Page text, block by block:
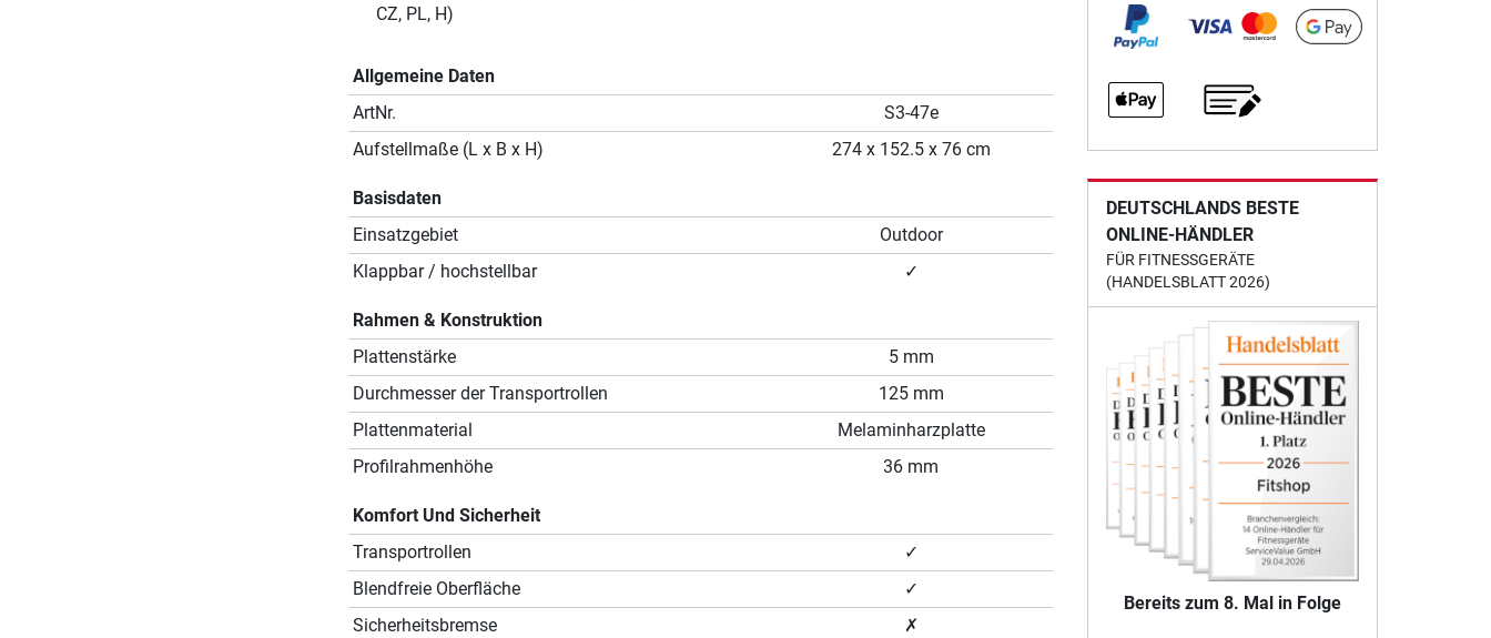
CZ, PL, H)
Allgemeine Daten
ArtNr.
S3-47e
Aufstellmaße (L x B x H)
274 x 152.5 x 76 cm
Basisdaten
Einsatzgebiet
Outdoor
Klappbar / hochstellbar
✓
Rahmen & Konstruktion
Plattenstärke
5 mm
Durchmesser der Transportrollen
125 mm
Plattenmaterial
Melaminharzplatte
Profilrahmenhöhe
36 mm
Komfort Und Sicherheit
Transportrollen
✓
Blendfreie Oberfläche
✓
Sicherheitsbremse
✗
DEUTSCHLANDS BESTE
ONLINE-HÄNDLER
FÜR FITNESSGERÄTE
(HANDELSBLATT 2026)
Bereits zum 8. Mal in Folge